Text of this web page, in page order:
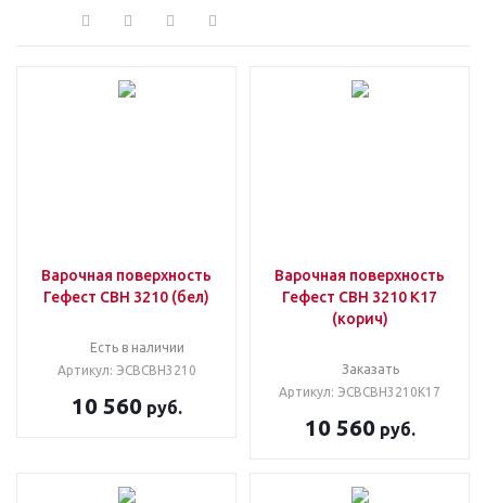
Варочная поверхность
Гефест СВН 3210 (бел)
Есть в наличии
Артикул: ЭСВСВН3210
10 560руб.
Варочная поверхность
Гефест СВН 3210 К17
(корич)
Заказать
Артикул: ЭСВСВН3210К17
10 560руб.